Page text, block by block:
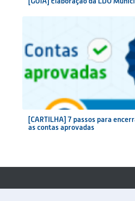
[CARTILHA] 7 passos para
as contas aprovadas